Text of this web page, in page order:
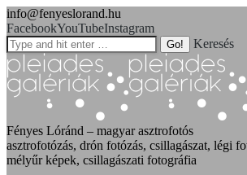
info@fenyeslorand.hu
FacebookYouTubeInstagram
Keresés
Fényes Lóránd – magyar asztrofotós
asztrofotózás, drón fotózás, csillagászat, légi
mélyűr képek, csillagászati fotográfia